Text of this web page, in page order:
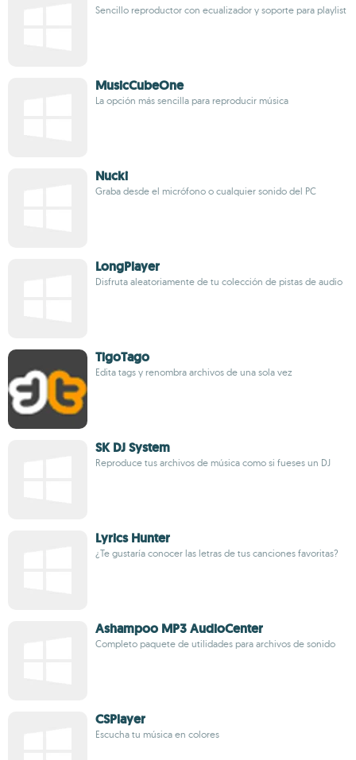
Sencillo reproductor con ecualizador y soporte para playlist
MusicCubeOne
La opción más sencilla para reproducir música
Nucki
Graba desde el micrófono o cualquier sonido del PC
LongPlayer
Disfruta aleatoriamente de tu colección de pistas de audio
TigoTago
Edita tags y renombra archivos de una sola vez
SK DJ System
Reproduce tus archivos de música como si fueses un DJ
Lyrics Hunter
¿Te gustaría conocer las letras de tus canciones favoritas?
Ashampoo MP3 AudioCenter
Completo paquete de utilidades para archivos de sonido
CSPlayer
Escucha tu música en colores